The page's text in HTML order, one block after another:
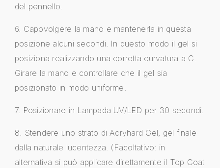
del pennello.
6. Capovolgere la mano e mantenerla in questa
posizione alcuni secondi. In questo modo il gel si
posiziona realizzando una corretta curvatura a C.
Girare la mano e controllare che il gel sia
posizionato in modo uniforme.
7. Posizionare in Lampada UV/LED per 30 secondi.
8. Stendere uno strato di Acryhard Gel, gel finale
dalla naturale lucentezza. (Facoltativo: in
alternativa si può applicare direttamente il Top Coat